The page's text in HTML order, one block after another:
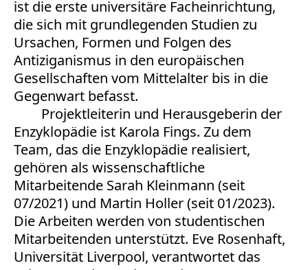
ist die erste universitäre Facheinrichtung,
die sich mit grundlegenden Studien zu
Ursachen, Formen und Folgen des
Antiziganismus in den europäischen
Gesellschaften vom Mittelalter bis in die
Gegenwart befasst.
Projektleiterin und Herausgeberin der
Enzyklopädie ist Karola Fings. Zu dem
Team, das die Enzyklopädie realisiert,
gehören als wissenschaftliche
Mitarbeitende Sarah Kleinmann (seit
07/2021) und Martin Holler (seit 01/2023).
Die Arbeiten werden von studentischen
Mitarbeitenden unterstützt. Eve Rosenhaft,
Universität Liverpool, verantwortet das